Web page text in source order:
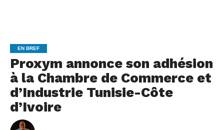
EN BREF
Proxym annonce son adhésion
à la Chambre de Commerce et
d’Industrie Tunisie-Côte
d’Ivoire